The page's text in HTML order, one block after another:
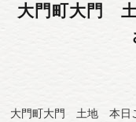
大門町大門
大門町大門 土地 本日